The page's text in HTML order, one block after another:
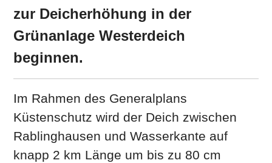
zur Deicherhöhung in der
Grünanlage Westerdeich
beginnen.
Im Rahmen des Generalplans
Küstenschutz wird der Deich zwischen
Rablinghausen und Wasserkante auf
knapp 2 km Länge um bis zu 80 cm